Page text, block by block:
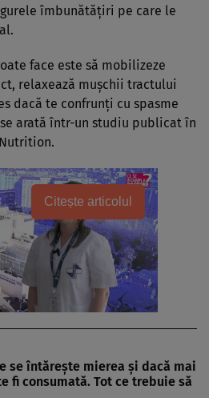
îmbunătățiri pe care le
face este să mobilizeze
relaxează mușchii tractului
dacă te confrunți cu spasme
arată într-un studiu publicat în
Citește articolul
se întărește mierea și dacă mai
fi consumată. Tot ce trebuie să